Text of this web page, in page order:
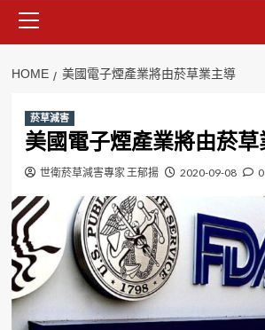
Menu
HOME 美國電子煙產業將由菸草業主導
菸草減害
美國電子煙產業將由菸草
世衛菸草減害專家 王郁揚 2020-09-08 0